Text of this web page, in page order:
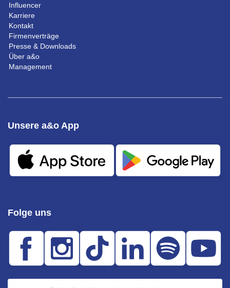
Influencer
Karriere
Kontakt
Firmenverträge
Presse & Downloads
Über a&o
Management
Folge uns
Unsere a&o App